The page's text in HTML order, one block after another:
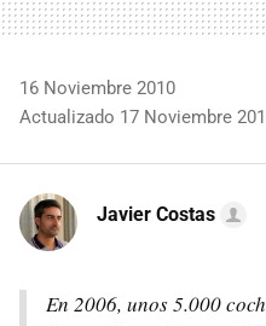
16 Noviembre 2010
Actualizado 17 Noviembre
Javier Costas
En 2006, unos 5.000